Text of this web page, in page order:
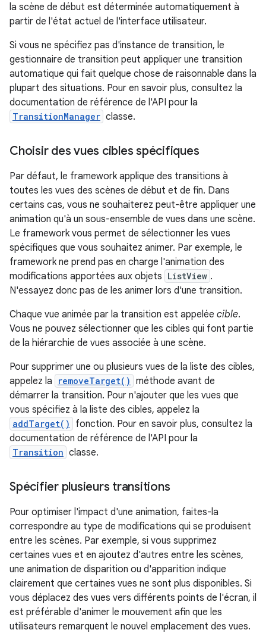
la scène de début est déterminée automatiquement à
partir de l'état actuel de l'interface utilisateur.
Si vous ne spécifiez pas d'instance de transition, le
gestionnaire de transition peut appliquer une transition
automatique qui fait quelque chose de raisonnable dans la
plupart des situations. Pour en savoir plus, consultez la
documentation de référence de l'API pour la
TransitionManager classe.
Choisir des vues cibles spécifiques
Par défaut, le framework applique des transitions à
toutes les vues des scènes de début et de fin. Dans
certains cas, vous ne souhaiterez peut-être appliquer une
animation qu'à un sous-ensemble de vues dans une scène.
Le framework vous permet de sélectionner les vues
spécifiques que vous souhaitez animer. Par exemple, le
framework ne prend pas en charge l'animation des
modifications apportées aux objets ListView .
N'essayez donc pas de les animer lors d'une transition.
Chaque vue animée par la transition est appelée cible.
Vous ne pouvez sélectionner que les cibles qui font partie
de la hiérarchie de vues associée à une scène.
Pour supprimer une ou plusieurs vues de la liste des cibles,
appelez la
removeTarget() méthode avant de
démarrer la transition. Pour n'ajouter que les vues que
vous spécifiez à la liste des cibles, appelez la
addTarget()
fonction. Pour en savoir plus, consultez la
documentation de référence de l'API pour la
Transition classe.
Spécifier plusieurs transitions
Pour optimiser l'impact d'une animation, faites-la
correspondre au type de modifications qui se produisent
entre les scènes. Par exemple, si vous supprimez
certaines vues et en ajoutez d'autres entre les scènes,
une animation de disparition ou d'apparition indique
clairement que certaines vues ne sont plus disponibles. Si
vous déplacez des vues vers différents points de l'écran, il
est préférable d'animer le mouvement afin que les
utilisateurs remarquent le nouvel emplacement des vues.